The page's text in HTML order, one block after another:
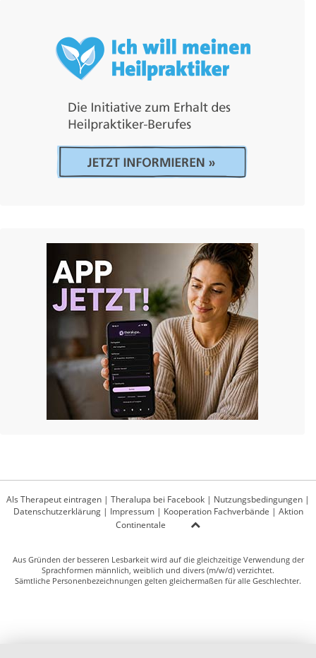
Als Therapeut eintragen | Theralupa bei Facebook | Nutzungsbedingungen |
Datenschutzerklärung| Impressum| Kooperation Fachverbände | Aktion
Continentale
Aus Gründen der besseren Lesbarkeit wird auf die gleichzeitige Verwendung der
Sprachformen männlich, weiblich und divers (m/w/d) verzichtet.
Sämtliche Personenbezeichnungen gelten gleichermaßen für alle Geschlechter.